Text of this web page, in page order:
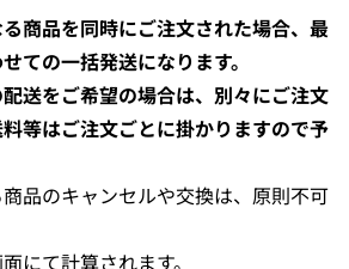
.
商品を同時にご注文された場合、最
ての一括発送になります。
送をご希望の場合は、別々にご注文
等はご注文ごとに掛かりますので予
品のキャンセルや交換は、原則不可
にて計算されます。